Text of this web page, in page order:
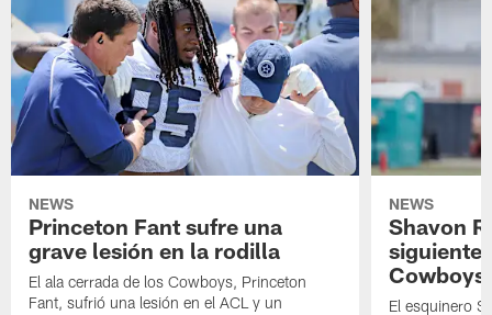
NEWS
Princeton Fant sufre una
grave lesión en la rodilla
El ala cerrada de los Cowboys, Princeton
Fant, sufrió una lesión en el ACL y un
NEWS
Shavon
siguiente
Cowboys
El esquinero